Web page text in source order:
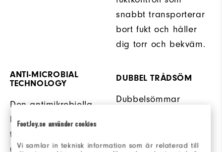
FootJoy.se använder cookies
Vi samlar in teknisk information som är relaterad till
snabbt transporterar
bort fukt och håller
dig torr och bekväm.
ANTI-MICROBIAL
TECHNOLOGY
Den antimikrobiella
behandlingen hjälper
till att motverka
uppbyggnad av odör
DUBBEL TRÅDSÖM
Dubbelsömmar